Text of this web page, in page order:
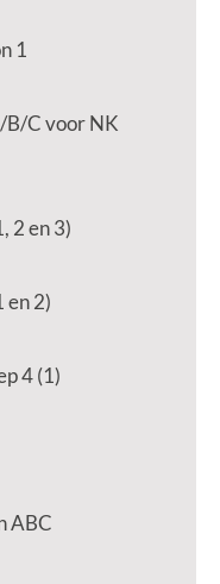
1
B/C voor NK
2 en 3)
en 2)
4 (1)
ABC